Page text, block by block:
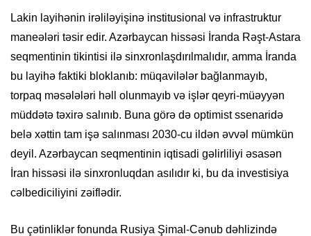
Lakin layihənin irəliləyişinə institusional və infrastruktur
maneələri təsir edir. Azərbaycan hissəsi İranda Rəşt-Astara
seqmentinin tikintisi ilə sinxronlaşdırılmalıdır, amma İranda
bu layihə faktiki bloklanıb: müqavilələr bağlanmayıb,
torpaq məsələləri həll olunmayıb və işlər qeyri-müəyyən
müddətə təxirə salınıb. Buna görə də optimist ssenaridə
belə xəttin tam işə salınması 2030-cu ildən əvvəl mümkün
deyil. Azərbaycan seqmentinin iqtisadi gəlirliliyi əsasən
İran hissəsi ilə sinxronluqdan asılıdır ki, bu da investisiya
cəlbediciliyini zəiflədir.
Bu çətinliklər fonunda Rusiya Şimal-Cənub dəhlizində